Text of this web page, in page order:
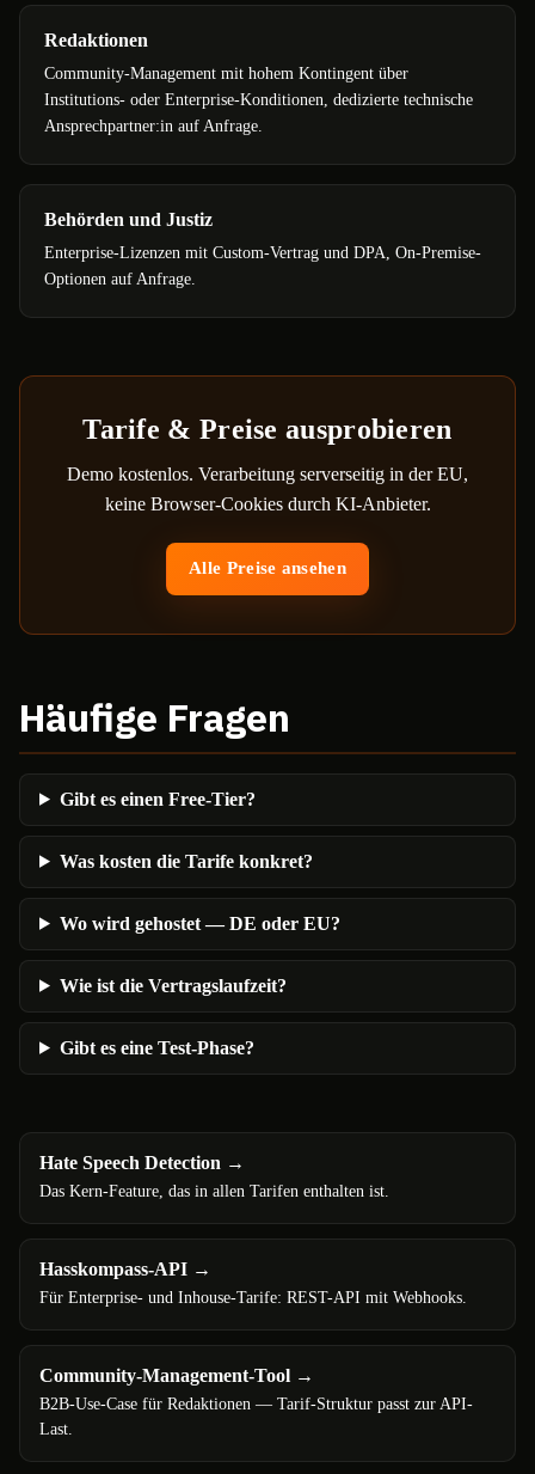
Redaktionen
Community-Management mit hohem Kontingent über
Institutions- oder Enterprise-Konditionen, dedizierte technische
Ansprechpartner:in auf Anfrage.
Behörden und Justiz
Enterprise-Lizenzen mit Custom-Vertrag und DPA, On-Premise-
Optionen auf Anfrage.
Tarife & Preise ausprobieren
Demo kostenlos. Verarbeitung serverseitig in der EU,
keine Browser-Cookies durch KI-Anbieter.
Alle Preise ansehen
Häufige Fragen
Gibt es einen Free-Tier?
Was kosten die Tarife konkret?
Wo wird gehostet — DE oder EU?
Wie ist die Vertragslaufzeit?
Gibt es eine Test-Phase?
Hate Speech Detection →
Das Kern-Feature, das in allen Tarifen enthalten ist.
Hasskompass-API →
Für Enterprise- und Inhouse-Tarife: REST-API mit Webhooks.
Community-Management-Tool →
B2B-Use-Case für Redaktionen — Tarif-Struktur passt zur API-
Last.